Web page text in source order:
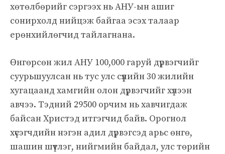
хөтөлбөрийг сэргээх нь АНУ-ын ашиг
сонирхолд нийцэж байгаа эсэх талаар
ерөнхийлөгчид тайлагнана.
Өнгөрсөн жил АНУ 100,000 гаруй дүрвэгчийг
суурьшуулсан нь тус улс сүүлийн 30 жилийн
хугацаанд хамгийн олон дүрвэгчийг хүлээн
авчээ. Тэдний 29500 орчим нь хавчигдаж
байсан Христэд итгэгчид байв. Орогнол
хүсэгчдийн нэгэн адил дүрвэгсэд арьс өнгө,
шашин шүтлэг, нийгмийн байдал, улс төрийн